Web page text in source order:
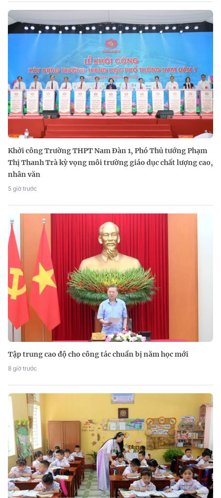
Khởi công Trường THPT Nam Đàn 1, Phó Thủ tướng Phạm
Thị Thanh Trà kỳ vọng môi trường giáo dục chất lượng cao,
nhân văn
5 giờ trước
Tập trung cao độ cho công tác chuẩn bị năm học mới
8 giờ trước